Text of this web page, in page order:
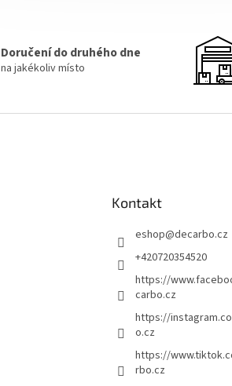
Doručení do druhého dne
na jakékoliv místo
Kontakt
eshop@decarbo.cz
+420720354520
https://
carbo.cz
https://
o.cz
https://
rbo.cz